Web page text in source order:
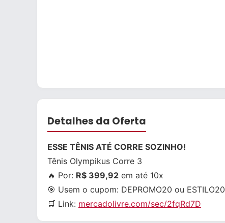
Detalhes da Oferta
ESSE TÊNIS ATÉ CORRE SOZINHO!
Tênis Olympikus Corre 3
🔥 Por: R$ 399,92 em até 10x
🎯 Usem o cupom: DEPROMO20 ou ESTILO20
🛒 Link: mercadolivre.com/sec/2fqRd7D